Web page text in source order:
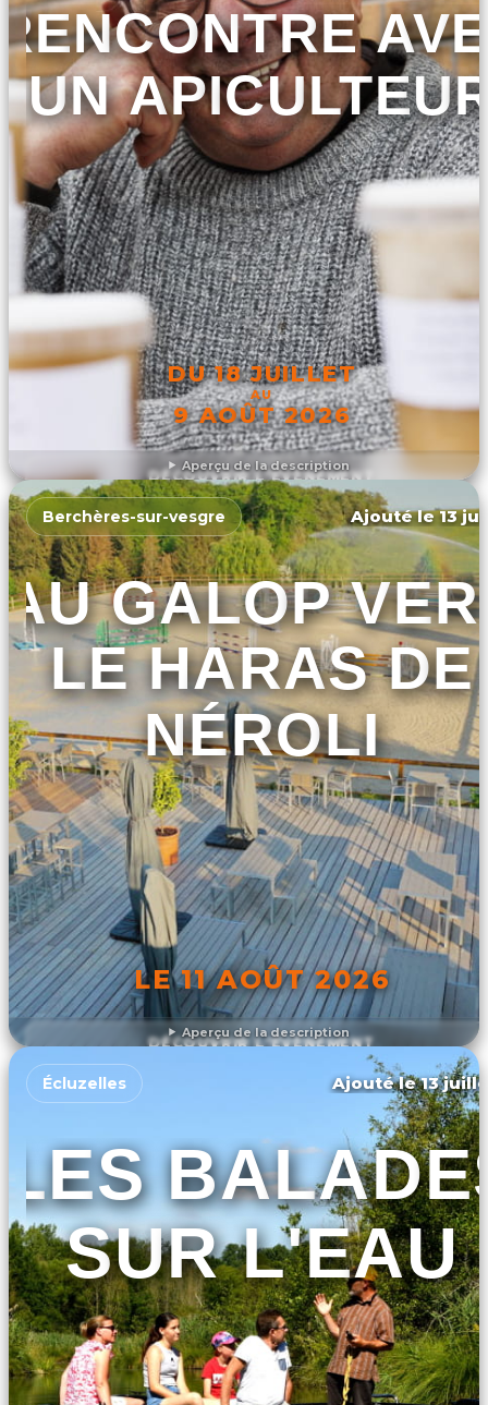
Aperçu de la description
UN
DU 18 JUILLET
AU
9 AOÛT 2026
DÉCOUVRIR L'ÉVÉNEMENT
Aperçu de la description
Berchères-sur-vesgre Ajouté le 13
AU GALOP
LE HARAS DE
NÉROLI
LE 11 AOÛT 2026
DÉCOUVRIR L'ÉVÉNEMENT
Écluzelles Ajouté le 13
LES
SUR L'EAU